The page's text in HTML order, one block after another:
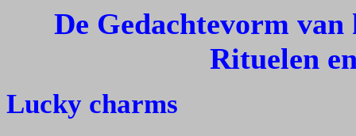
De Gedachtevorm
Rituelen
Lucky charms